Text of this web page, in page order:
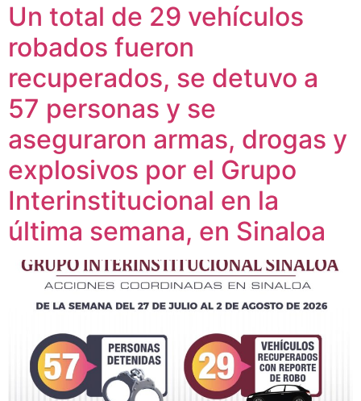
Un total de 29 vehículos
robados fueron
recuperados, se detuvo a
57 personas y se
aseguraron armas, drogas y
explosivos por el Grupo
Interinstitucional en la
última semana, en Sinaloa